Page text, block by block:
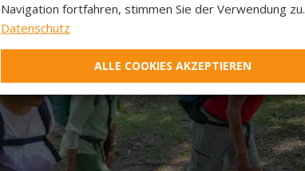
Navigation fortfahren, stimmen Sie der Verwendung zu.
Datenschutz
ALLE COOKIES AKZEPTIEREN